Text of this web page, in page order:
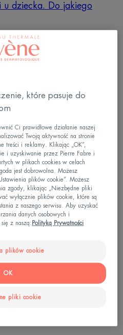
u dziecka. Do jakiego
dziecka z wysypką?
które pasuje do
Ci prawidłowe działanie naszej
Twoją aktywność na stronie
treści i reklamy. Klikając „OK”,
i uzyskiwanie przez Pierre Fabre i
w plikach cookies w celach
jest dobrowolna. Możesz
plików cookie”. Możesz
zgody, klikając „Niezbędne pliki
wyłącznie plików cookie, które są
z naszego serwisu. Aby uzyskać
danych osobowych i
z naszą: Polityką Prywatności
plików cookie
pliki cookie
OK